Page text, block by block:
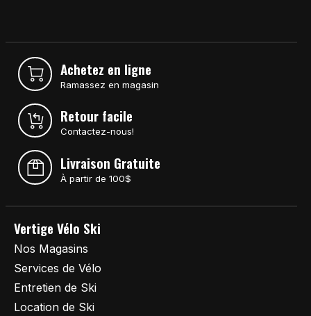
Achetez en ligne
Ramassez en magasin
Retour facile
Contactez-nous!
Livraison Gratuite
À partir de 100$
Vertige Vélo Ski
Nos Magasins
Services de Vélo
Entretien de Ski
Location de Ski